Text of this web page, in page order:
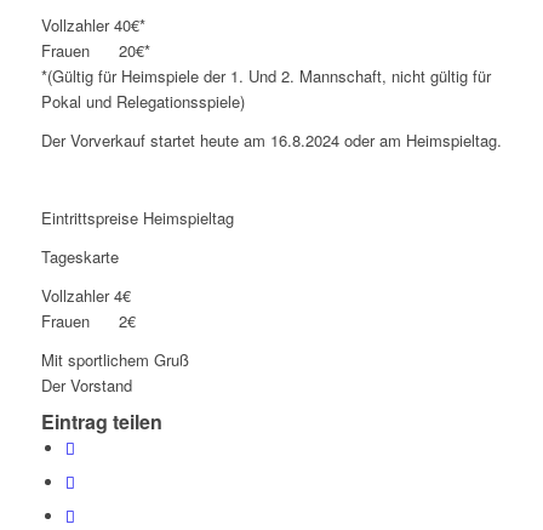
Vollzahler 40€*
Frauen 20€*
*(Gültig für Heimspiele der 1. Und 2. Mannschaft, nicht gültig für
Pokal und Relegationsspiele)
Der Vorverkauf startet heute am 16.8.2024 oder am Heimspieltag.
Eintrittspreise Heimspieltag
Tageskarte
Vollzahler 4€
Frauen 2€
Mit sportlichem Gruß
Der Vorstand
Eintrag teilen